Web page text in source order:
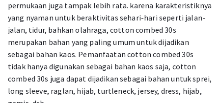
permukaan juga tampak lebih rata. karena karakteristiknya
yang nyaman untuk beraktivitas sehari-hari seperti jalan-
jalan, tidur, bahkan olahraga, cotton combed 30s
merupakan bahan yang paling umum untuk dijadikan
sebagai bahan kaos. Pemanfaatan cotton combed 30s
tidak hanya digunakan sebagai bahan kaos saja, cotton
combed 30s juga dapat dijadikan sebagai bahan untuk sprei,
long sleeve, raglan, hijab, turtleneck, jersey, dress, hijab,